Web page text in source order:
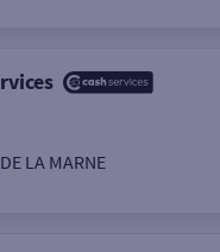
Autour de moi
LA MARNE